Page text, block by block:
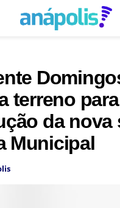
terreno para
da nova
Municipal